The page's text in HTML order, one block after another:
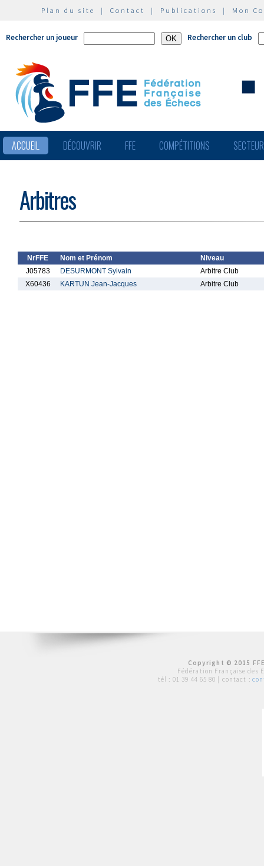
Plan du site | Contact | Publications | Mon
Rechercher un joueur Rechercher un club
ACCUEIL DÉCOUVRIR FFE COMPÉTITIONS
Arbitres
NrFFE Nom et Prénom
Niveau
J05783
DESURMONT Sylvain
Arbitre Club
X60436
KARTUN Jean-Jacques Arbitre Club
Copyright © 2015
Fédération Française des
tél : 01 39 44 65 80 | contact :